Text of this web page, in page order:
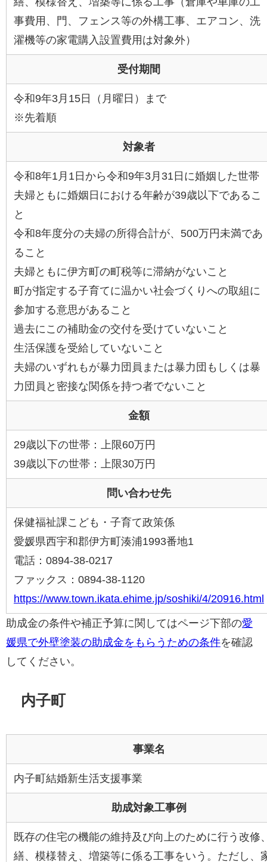
事費用、門、フェンス等の外構工事、エアコン、洗
濯機等の家電購入設置費用は対象外）
受付期間
令和9年3月15日（月曜日）まで
※先着順
対象者
令和8年1月1日から令和9年3月31日に婚姻した世帯
夫婦ともに婚姻日における年齢が39歳以下であるこ
と
令和8年度分の夫婦の所得合計が、500万円未満であ
ること
夫婦ともに伊方町の町税等に滞納がないこと
町が指定する子育てに温かい社会づくりへの取組に
参加する意思があること
過去にこの補助金の交付を受けていないこと
生活保護を受給していないこと
夫婦のいずれもが暴力団員または暴力団もしくは暴
力団員と密接な関係を持つ者でないこと
金額
29歳以下の世帯：上限60万円
39歳以下の世帯：上限30万円
問い合わせ先
保健福祉課こども・子育て政策係
愛媛県西宇和郡伊方町湊浦1993番地1
電話：0894-38-0217
ファックス：0894-38-1120
https://www.town.ikata.ehime.jp/soshiki/4/20916.html
助成金の条件や補正予算に関してはページ下部の愛
媛県で外壁塗装の助成金をもらうための条件を確認
してください。
内子町
事業名
内子町結婚新生活支援事業
助成対象工事例
既存の住宅の機能の維持及び向上のために行う改修
繕、模様替え、増築等に係る工事をいう。ただし、